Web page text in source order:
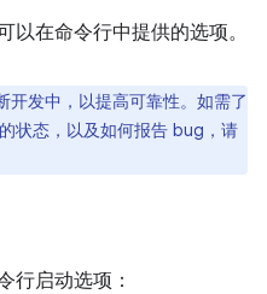
在命令行中提供的选项。
开发中，以提高可靠性。如需了
状态，以及如何报告 bug，请
行启动选项：